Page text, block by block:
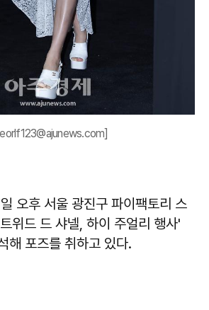
오후 서울 광진구 파이팩토리 스
위드 드 샤넬, 하이 주얼리 행사'
해 포즈를 취하고 있다.